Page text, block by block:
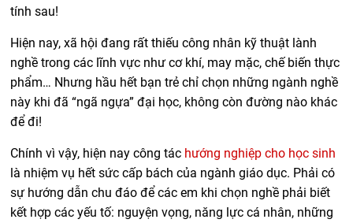
tính sau!
Hiện nay, xã hội đang rất thiếu công nhân kỹ thuật lành
nghề trong các lĩnh vực như cơ khí, may mặc, chế biến thực
phẩm… Nhưng hầu hết bạn trẻ chỉ chọn những ngành nghề
này khi đã “ngã ngựa” đại học, không còn đường nào khác
để đi!
Chính vì vậy, hiện nay công tác hướng nghiệp cho học sinh
là nhiệm vụ hết sức cấp bách của ngành giáo dục. Phải có
sự hướng dẫn chu đáo để các em khi chọn nghề phải biết
kết hợp các yếu tố: nguyện vọng, năng lực cá nhân, những